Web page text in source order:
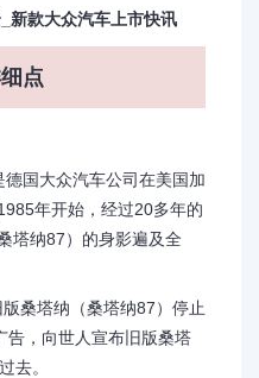
新款大众汽车上市快讯
点
国大众汽车公司在美国加
年开始，经过20多年的
塔纳87）的身影遍及全
桑塔纳（桑塔纳87）停止
告，向世人宣布旧版桑塔
去。